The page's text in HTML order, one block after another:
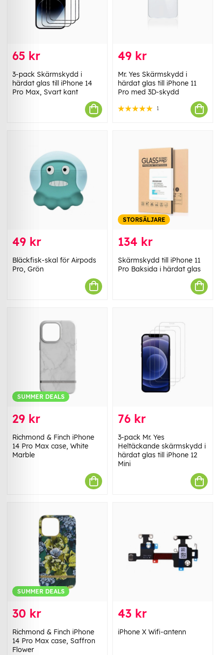
65 kr
3-pack Skärmskydd i
härdat glas till iPhone 14
Pro Max, Svart kant
49 kr
Mr. Yes Skärmskydd i
härdat glas till iPhone 11
Pro med 3D-skydd
1
49 kr
Bläckfisk-skal för Airpods
Pro, Grön
STORSÄLJARE
134 kr
Skärmskydd till iPhone 11
Pro Baksida i härdat glas
SUMMER DEALS
29 kr
Richmond & Finch iPhone
14 Pro Max case, White
Marble
76 kr
3-pack Mr. Yes
Heltäckande skärmskydd i
härdat glas till iPhone 12
Mini
SUMMER DEALS
30 kr
Richmond & Finch iPhone
14 Pro Max case, Saffron
Flower
43 kr
iPhone X Wifi-antenn